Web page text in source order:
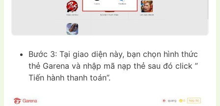
Bước 3: Tại giao diện này, bạn chọn hình thức
thẻ Garena và nhập mã nạp thẻ sau đó click ”
Tiến hành thanh toán”.